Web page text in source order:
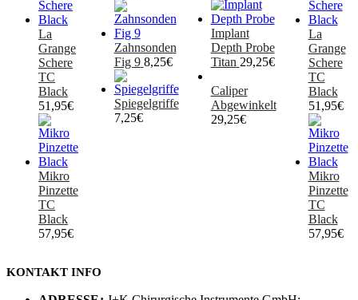
La
Grange
Schere
TC
Black
51,95€
Mikro
Pinzette
TC
Black
57,95€
Zahnsonden
Fig 9 8,25€
Spiegelgriffe
7,25€
Implant
Depth Probe
Titan 29,25€
Caliper
Abgewinkelt
29,25€
La
Grange
Schere
TC
Black
51,95€
Mikro
Pinzette
TC
Black
57,95€
KONTAKT INFO